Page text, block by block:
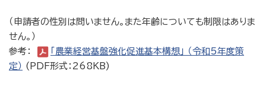
（申請者の性別は問いません。また年齢についても制限はありま
せん。）
参考：
「農業経営基盤強化促進基本構想」 （令和5年度策
定） (PDF形式：268KB)